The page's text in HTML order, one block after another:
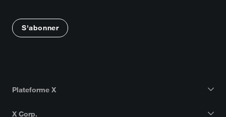
S'abonner
Plateforme X
X Corp.